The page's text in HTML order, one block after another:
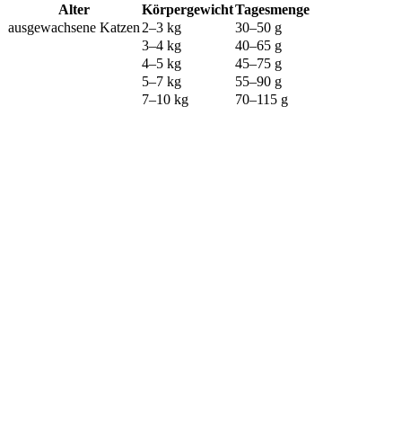
Alter KörpergewichtTagesmenge
ausgewachsene Katzen 2–3 kg
30–50 g
3–4 kg
40–65 g
4–5 kg
45–75 g
5–7 kg
55–90 g
7–10 kg
70–115 g